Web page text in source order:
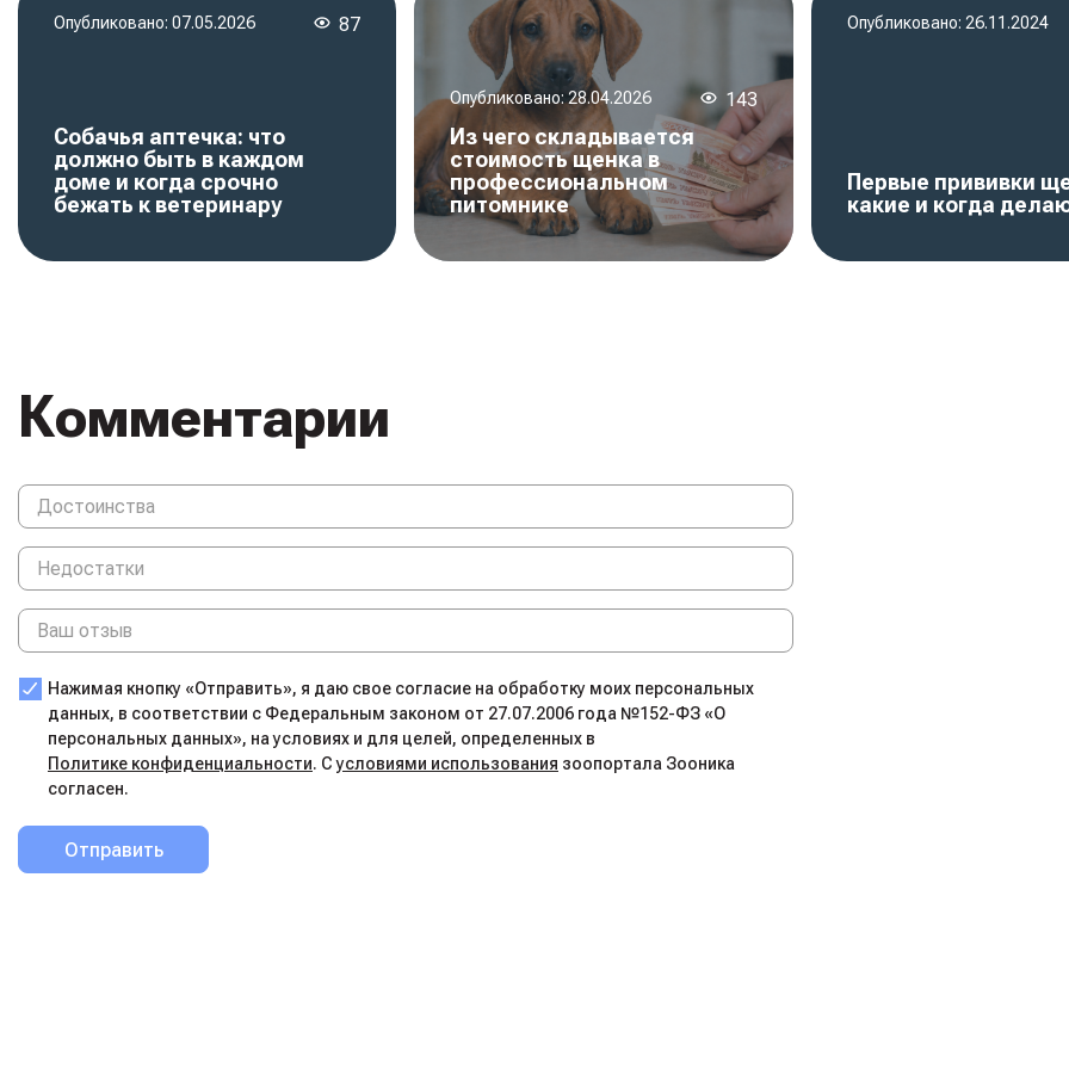
Опубликовано: 07.05.2026 87
Собачья аптечка: что
должно быть в каждом
доме и когда срочно
бежать к ветеринару
Опубликовано:28.04.2026 143
Из чего складывается
стоимость щенка в
профессиональном
питомнике
Опубликовано: 26.11.2024
Первые прививки
какие и когда
Комментарии
Нажимая кнопку «Отправить», я даю свое согласие на обработку моих персональных
данных, в соответствии с Федеральным законом от 27.07.2006 года №152-ФЗ «О
персональных данных», на условиях и для целей, определенных в
Политике конфиденциальности. Сусловиями использования зоопортала Зооника
согласен.
Отправить